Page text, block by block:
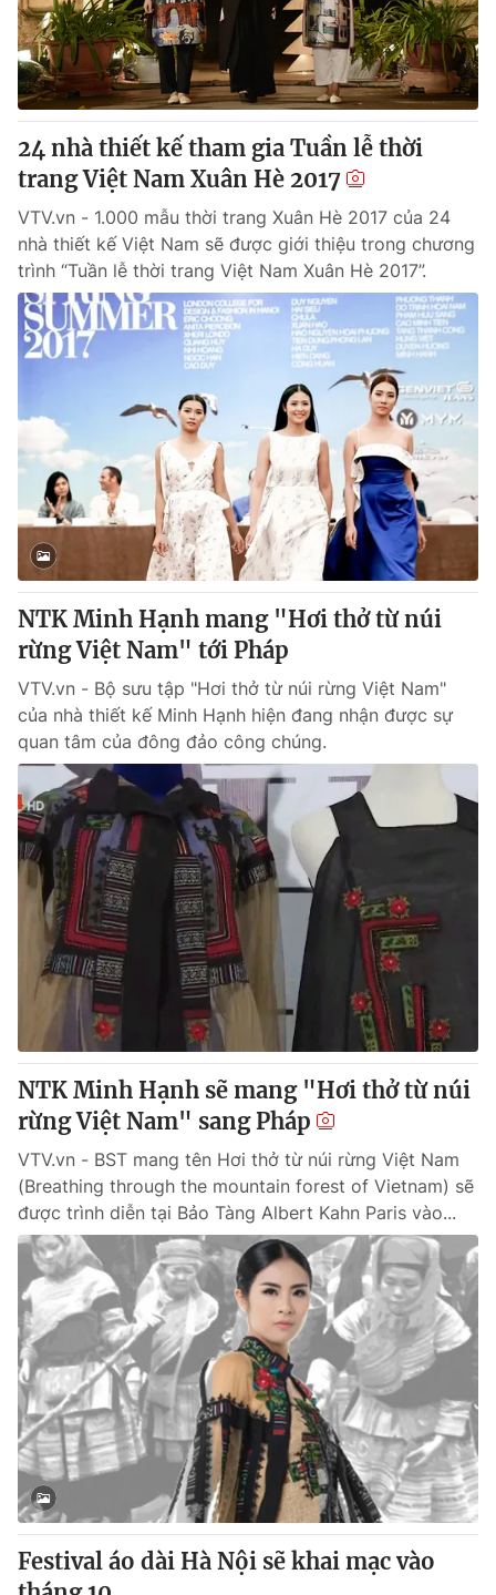
24 nhà thiết kế tham gia Tuần lễ thời
trang Việt Nam Xuân Hè 2017
VTV.vn - 1.000 mẫu thời trang Xuân Hè 2017 của 24
nhà thiết kế Việt Nam sẽ được giới thiệu trong chương
trình “Tuần lễ thời trang Việt Nam Xuân Hè 2017”.
NTK Minh Hạnh mang "Hơi thở từ núi
rừng Việt Nam" tới Pháp
VTV.vn - Bộ sưu tập "Hơi thở từ núi rừng Việt Nam"
của nhà thiết kế Minh Hạnh hiện đang nhận được sự
quan tâm của đông đảo công chúng.
NTK Minh Hạnh sẽ mang "Hơi thở từ núi
rừng Việt Nam" sang Pháp
VTV.vn - BST mang tên Hơi thở từ núi rừng Việt Nam
(Breathing through the mountain forest of Vietnam) sẽ
được trình diễn tại Bảo Tàng Albert Kahn Paris vào...
Festival áo dài Hà Nội sẽ khai mạc vào